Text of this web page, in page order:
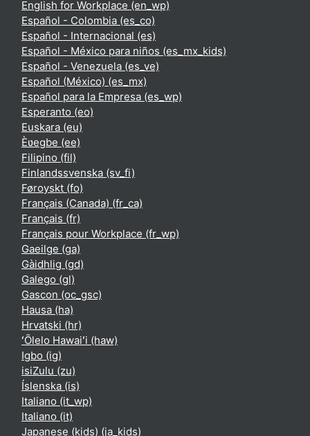
English for Workplace ‎(en_wp)‎
Español - Colombia ‎(es_co)‎
Español - Internacional ‎(es)‎
Español - México para niños ‎(es_mx_kids)‎
Español - Venezuela ‎(es_ve)‎
Español (México) ‎(es_mx)‎
Español para la Empresa ‎(es_wp)‎
Esperanto ‎(eo)‎
Euskara ‎(eu)‎
Èʋegbe ‎(ee)‎
Filipino ‎(fil)‎
Finlandssvenska ‎(sv_fi)‎
Føroyskt ‎(fo)‎
Français (Canada) ‎(fr_ca)‎
Français ‎(fr)‎
Français pour Workplace ‎(fr_wp)‎
Gaeilge ‎(ga)‎
Gàidhlig ‎(gd)‎
Galego ‎(gl)‎
Gascon ‎(oc_gsc)‎
Hausa ‎(ha)‎
Hrvatski ‎(hr)‎
ʻŌlelo Hawaiʻi ‎(haw)‎
Igbo ‎(ig)‎
isiZulu ‎(zu)‎
Íslenska ‎(is)‎
Italiano ‎(it_wp)‎
Italiano ‎(it)‎
Japanese (kids) ‎(ja_kids)‎